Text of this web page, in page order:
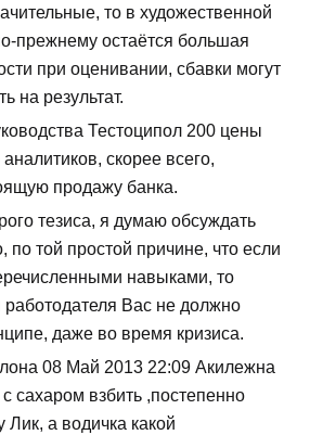
то в художественной
прежнему остаётся большая
при оценивании, сбавки могут
на результат.
Тестоципол 200 цены
скорее всего,
продажу банка.
тезиса, я думаю обсуждать
по той простой причине, что если
навыками, то
Вас не должно
даже во время кризиса.
08 Май 2013 22:09 Акилежна
сахаром взбить ,постепенно
Лик, а водичка какой